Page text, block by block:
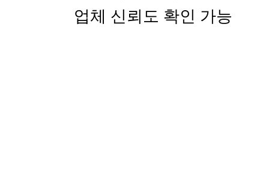
업체 신뢰도 확인 가능